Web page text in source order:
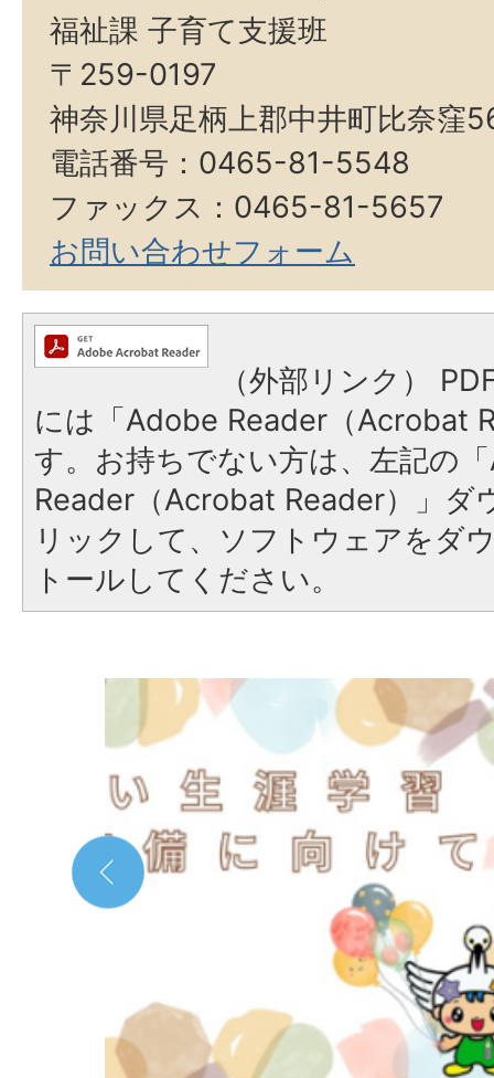
福祉課 子育て支援班
〒259-0197
神奈川県足柄上郡中井町比奈窪
電話番号：0465-81-5548
ファックス：0465-81-5657
お問い合わせフォーム
（外部リンク）
には「Adobe Reader（Acrobat
す。お持ちでない方は、左記の
Reader（Acrobat Reader）」ダ
リックして、ソフトウェアをダ
トールしてください。
枚
目
の
ス
ラ
ド